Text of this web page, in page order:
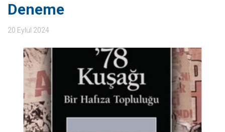
Deneme
20 Eylül 2024